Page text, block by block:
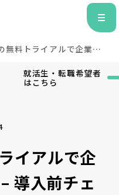
無料トライアルで企業が
就活生・転職希望者
はこちら
イアルで企
導入前チェ